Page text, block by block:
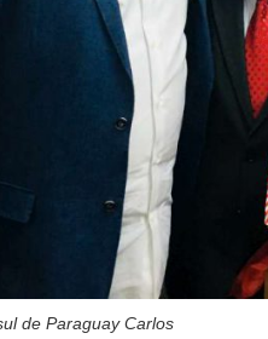
de Paraguay Carlos